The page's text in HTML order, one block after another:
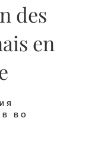
des
en
ВО